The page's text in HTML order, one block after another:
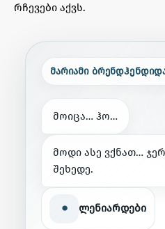
რჩევები აქვს.
მარიამი
მოიცა… ჰო…
მოდი ასე ვქნათ… ჯერ
შეხედე.
• ლენიარდები